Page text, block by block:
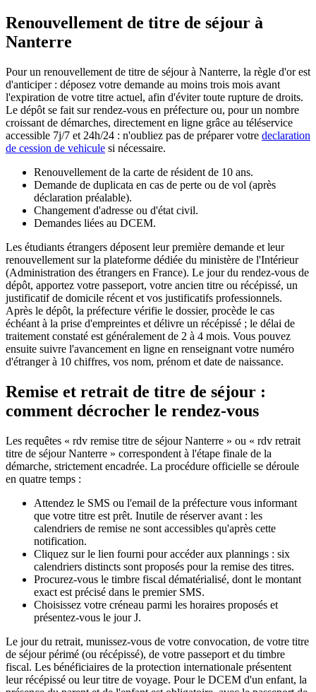
Renouvellement de titre de séjour à
Nanterre
Pour un renouvellement de titre de séjour à Nanterre, la règle d'or est
d'anticiper : déposez votre demande au moins trois mois avant
l'expiration de votre titre actuel, afin d'éviter toute rupture de droits.
Le dépôt se fait sur rendez-vous en préfecture ou, pour un nombre
croissant de démarches, directement en ligne grâce au téléservice
accessible 7j/7 et 24h/24 : n'oubliez pas de préparer votre declaration
de cession de vehicule si nécessaire.
Renouvellement de la carte de résident de 10 ans.
Demande de duplicata en cas de perte ou de vol (après
déclaration préalable).
Changement d'adresse ou d'état civil.
Demandes liées au DCEM.
Les étudiants étrangers déposent leur première demande et leur
renouvellement sur la plateforme dédiée du ministère de l'Intérieur
(Administration des étrangers en France). Le jour du rendez-vous de
dépôt, apportez votre passeport, votre ancien titre ou récépissé, un
justificatif de domicile récent et vos justificatifs professionnels.
Après le dépôt, la préfecture vérifie le dossier, procède le cas
échéant à la prise d'empreintes et délivre un récépissé ; le délai de
traitement constaté est généralement de 2 à 4 mois. Vous pouvez
ensuite suivre l'avancement en ligne en renseignant votre numéro
d'étranger à 10 chiffres, vos nom, prénom et date de naissance.
Remise et retrait de titre de séjour :
comment décrocher le rendez-vous
Les requêtes « rdv remise titre de séjour Nanterre » ou « rdv retrait
titre de séjour Nanterre » correspondent à l'étape finale de la
démarche, strictement encadrée. La procédure officielle se déroule
en quatre temps :
Attendez le SMS ou l'email de la préfecture vous informant
que votre titre est prêt. Inutile de réserver avant : les
calendriers de remise ne sont accessibles qu'après cette
notification.
Cliquez sur le lien fourni pour accéder aux plannings : six
calendriers distincts sont proposés pour la remise des titres.
Procurez-vous le timbre fiscal dématérialisé, dont le montant
exact est précisé dans le premier SMS.
Choisissez votre créneau parmi les horaires proposés et
présentez-vous le jour J.
Le jour du retrait, munissez-vous de votre convocation, de votre titre
de séjour périmé (ou récépissé), de votre passeport et du timbre
fiscal. Les bénéficiaires de la protection internationale présentent
leur récépissé ou leur titre de voyage. Pour le DCEM d'un enfant, la